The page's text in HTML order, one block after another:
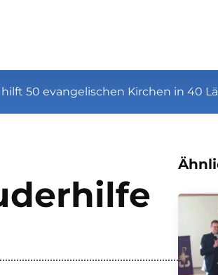
50 evangelischen Kirchen in 40